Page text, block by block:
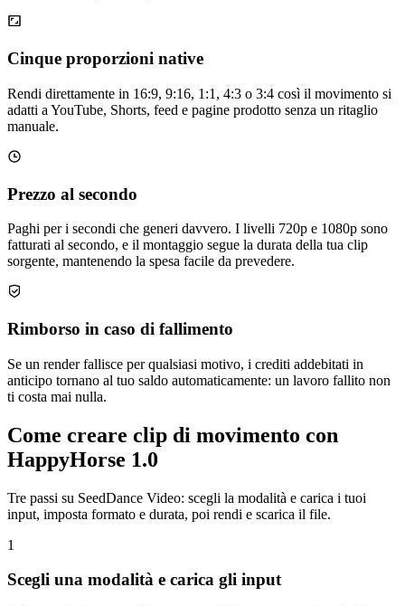
Cinque proporzioni native
Rendi direttamente in 16:9, 9:16, 1:1, 4:3 o 3:4 così il movimento si
adatti a YouTube, Shorts, feed e pagine prodotto senza un ritaglio
manuale.
Prezzo al secondo
Paghi per i secondi che generi davvero. I livelli 720p e 1080p sono
fatturati al secondo, e il montaggio segue la durata della tua clip
sorgente, mantenendo la spesa facile da prevedere.
Rimborso in caso di fallimento
Se un render fallisce per qualsiasi motivo, i crediti addebitati in
anticipo tornano al tuo saldo automaticamente: un lavoro fallito non
ti costa mai nulla.
Come creare clip di movimento con
HappyHorse 1.0
Tre passi su SeedDance Video: scegli la modalità e carica i tuoi
input, imposta formato e durata, poi rendi e scarica il file.
1
Scegli una modalità e carica gli input